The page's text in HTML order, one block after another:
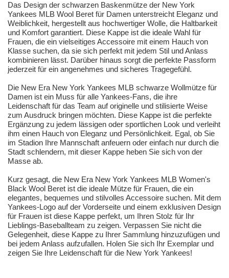
Das Design der schwarzen Baskenmütze der New York
Yankees MLB Wool Beret für Damen unterstreicht Eleganz und
Weiblichkeit, hergestellt aus hochwertiger Wolle, die Haltbarkeit
und Komfort garantiert. Diese Kappe ist die ideale Wahl für
Frauen, die ein vielseitiges Accessoire mit einem Hauch von
Klasse suchen, da sie sich perfekt mit jedem Stil und Anlass
kombinieren lässt. Darüber hinaus sorgt die perfekte Passform
jederzeit für ein angenehmes und sicheres Tragegefühl.
Die New Era New York Yankees MLB schwarze Wollmütze für
Damen ist ein Muss für alle Yankees-Fans, die ihre
Leidenschaft für das Team auf originelle und stilisierte Weise
zum Ausdruck bringen möchten. Diese Kappe ist die perfekte
Ergänzung zu jedem lässigen oder sportlichen Look und verleiht
ihm einen Hauch von Eleganz und Persönlichkeit. Egal, ob Sie
im Stadion Ihre Mannschaft anfeuern oder einfach nur durch die
Stadt schlendern, mit dieser Kappe heben Sie sich von der
Masse ab.
Kurz gesagt, die New Era New York Yankees MLB Women's
Black Wool Beret ist die ideale Mütze für Frauen, die ein
elegantes, bequemes und stilvolles Accessoire suchen. Mit dem
Yankees-Logo auf der Vorderseite und einem exklusiven Design
für Frauen ist diese Kappe perfekt, um Ihren Stolz für Ihr
Lieblings-Baseballteam zu zeigen. Verpassen Sie nicht die
Gelegenheit, diese Kappe zu Ihrer Sammlung hinzuzufügen und
bei jedem Anlass aufzufallen. Holen Sie sich Ihr Exemplar und
zeigen Sie Ihre Leidenschaft für die New York Yankees!